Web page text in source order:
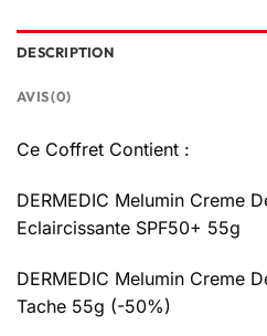
DESCRIPTION
AVIS (0)
Ce Coffret Contient :
DERMEDIC Melumin Creme
Eclaircissante SPF50+ 55g
DERMEDIC Melumin Creme
Tache 55g (-50%)